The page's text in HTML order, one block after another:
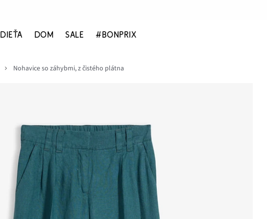
DIEŤA DOM SALE #BONPRIX
Nohavice so záhybmi, z čistého plátna